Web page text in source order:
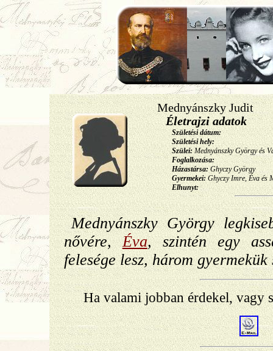
Mednyánszky Judit
Életrajzi adatok
Születési dátum:
Születési hely:
Szülei:Mednyánszky György és
Foglalkozása:
Házastársa:Ghyczy György
Gyermekei:Ghyczy Imre, Éva és
Elhunyt:
Mednyánszky György
nővére,Éva, szintén egy
felesége lesz, három gyermekük
Ha valami jobban érdekel, vagy